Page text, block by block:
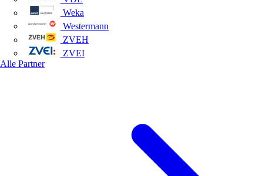
Weka
Westermann
ZVEH
ZVEI
Alle Partner